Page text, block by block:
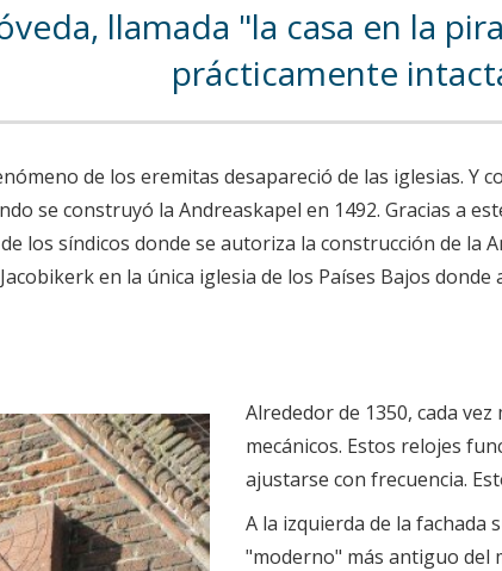
llamada "la casa en la
prácticamente
de los eremitas desapareció de las iglesias. Y
se construyó la Andreaskapel en 1492. Gracias a
los síndicos donde se autoriza la construcción de la
en la única iglesia de los Países Bajos
Alrededor de 1350, cada
mecánicos. Estos relojes
ajustarse con frecuencia.
A la izquierda de la fachada
"moderno" más antiguo del